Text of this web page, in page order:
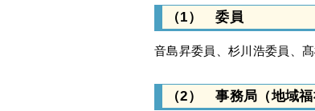
（1） 委員
音島昇委員、杉川浩委員、
（2） 事務局（地域福